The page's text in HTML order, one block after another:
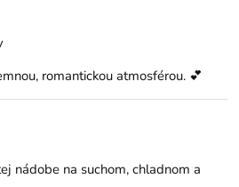
romantickou atmosférou. 💕
nádobe na suchom, chladnom a